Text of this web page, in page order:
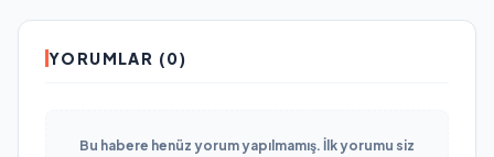
YORUMLAR (0)
Bu habere henüz yorum yapılmamış. İlk yorumu siz